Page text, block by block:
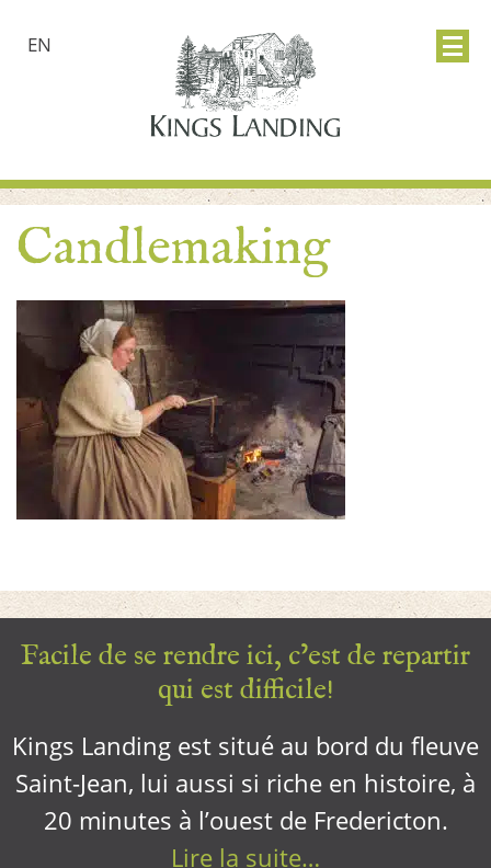
EN
Candlemaking
Facile de se rendre ici, c’est de repartir
qui est difficile!
Kings Landing est situé au bord du fleuve
Saint-Jean, lui aussi si riche en histoire, à
20 minutes à l’ouest de Fredericton.
Lire la suite…